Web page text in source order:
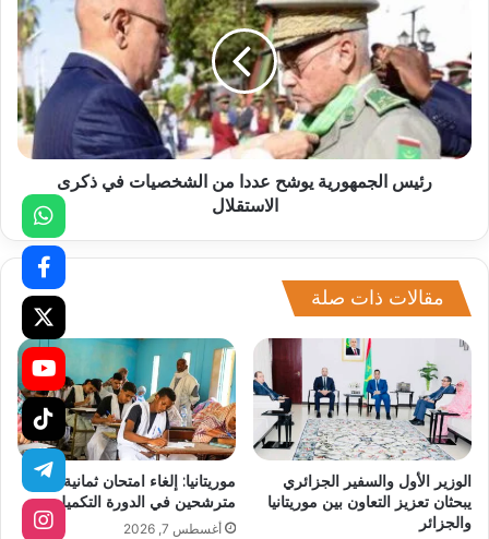
رئيس الجمهورية يوشح عددا من الشخصيات في ذكرى
الاستقلال
مقالات ذات صلة
الوزير الأول والسفير الجزائري
يبحثان تعزيز التعاون بين موريتانيا
والجزائر
موريتانيا: إلغاء امتحان ثمانية
مترشحين في الدورة التكميلية
أغسطس 7, 2026